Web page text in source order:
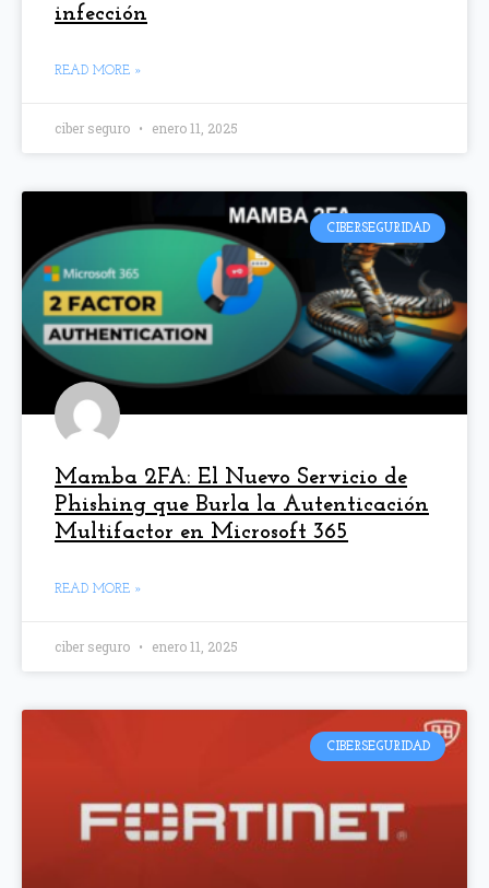
infección
READ MORE »
ciber seguro enero 11, 2025
CIBERSEGURIDAD
Mamba 2FA: El Nuevo Servicio de
Phishing que Burla la Autenticación
Multifactor en Microsoft 365
READ MORE »
ciber seguro enero 11, 2025
CIBERSEGURIDAD